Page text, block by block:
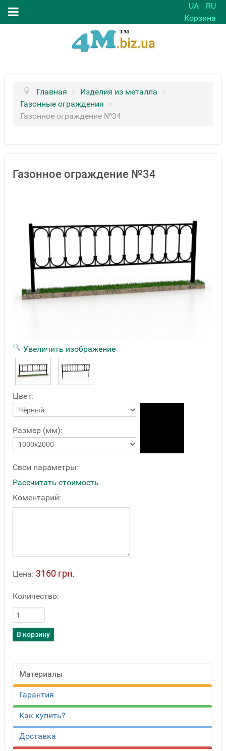
UA
RU
Корзина
Главная > Изделия из металла >
Газонные ограждения >
Газонное ограждение №34
Газонное ограждение №34
Увеличить изображение
Цвет:
Размер (мм):
Свои параметры:
Рассчитать стоимость
Коментарий:
Цена: 3160 грн.
Количество:
Материалы
Гарантия
Как купить?
Доставка